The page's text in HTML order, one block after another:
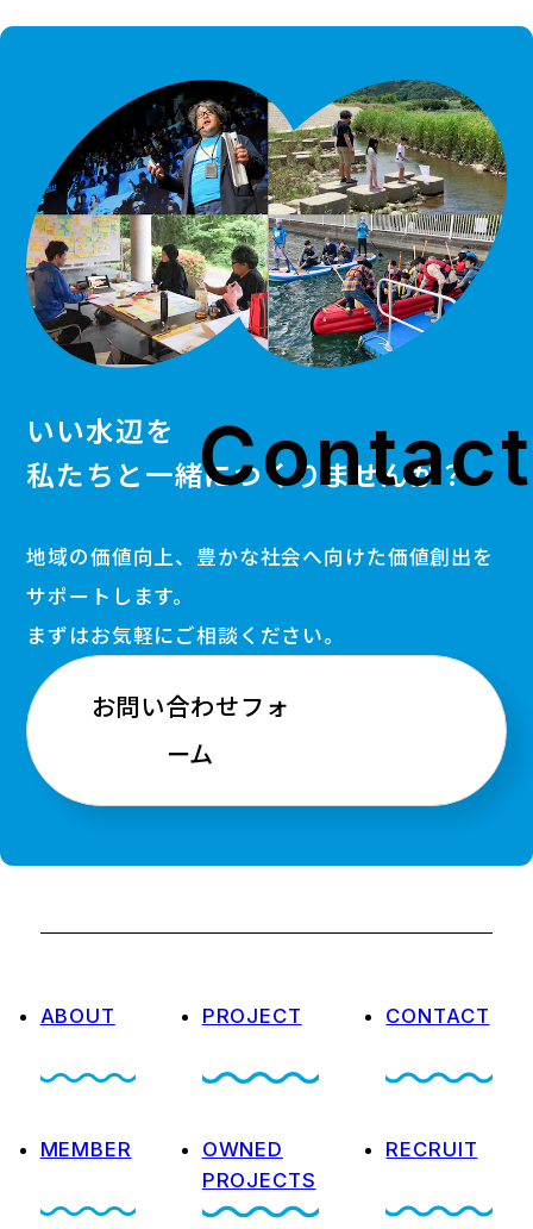
Contact
いい水辺を
私たちと一緒につくりませんか？
地域の価値向上、豊かな社会へ向けた価値創出を
サポートします。
まずはお気軽にご相談ください。
お問い合わせフォ
ーム
ABOUT
MEMBER
PROJECT
OWNED
PROJECTS
CONTACT
RECRUIT